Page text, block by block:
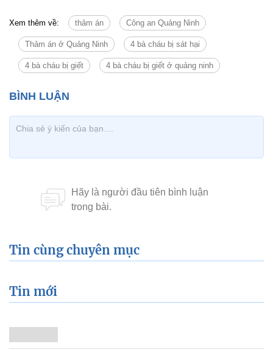
Xem thêm về: thảm án Công an Quảng Ninh
Thảm án ở Quảng Ninh 4 bà cháu bị sát hại
4 bà cháu bị giết 4 bà cháu bị giết ở quảng ninh
Tin cùng chuyên mục
Tin mới